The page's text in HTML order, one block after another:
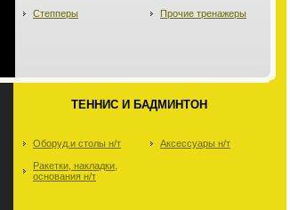
Степперы Прочие тренажеры
ТЕННИС И БАДМИНТОН
Оборуд.и столы н/т
Ракетки, накладки,
основания н/т
Аксессуары н/т